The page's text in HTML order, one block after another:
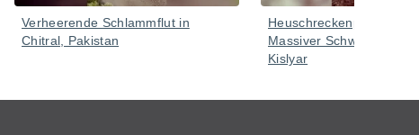
Verheerende Schlammflut in
Chitral, Pakistan
Heuschreckenplage in
Massiver Schwarm im
Kislyar